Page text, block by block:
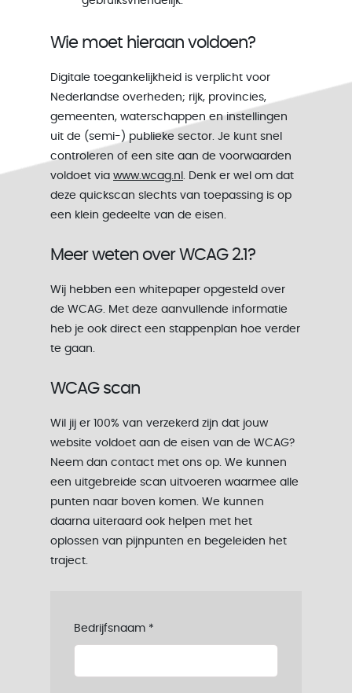
Wie moet hieraan voldoen?
Digitale toegankelijkheid is verplicht voor
Nederlandse overheden; rijk, provincies,
gemeenten, waterschappen en instellingen
uit de (semi-) publieke sector. Je kunt snel
controleren of een site aan de voorwaarden
voldoet via www.wcag.nl . Denk er wel om dat
deze quickscan slechts van toepassing is op
een klein gedeelte van de eisen.
Meer weten over WCAG 2.1?
Wij hebben een whitepaper opgesteld over
de WCAG. Met deze aanvullende informatie
heb je ook direct een stappenplan hoe verder
te gaan.
WCAG scan
Wil jij er 100% van verzekerd zijn dat jouw
website voldoet aan de eisen van de WCAG?
Neem dan contact met ons op. We kunnen
een uitgebreide scan uitvoeren waarmee alle
punten naar boven komen. We kunnen
daarna uiteraard ook helpen met het
oplossen van pijnpunten en begeleiden het
traject.
Bedrijfsnaam *